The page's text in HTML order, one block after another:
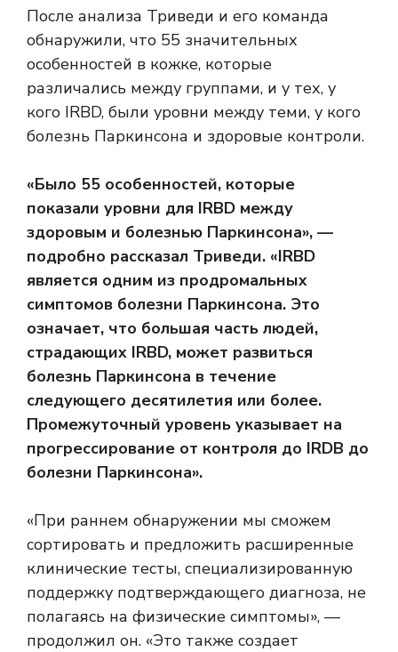
После анализа Триведи и его команда
обнаружили, что 55 значительных
особенностей в кожке, которые
различались между группами, и у тех, у
кого IRBD, были уровни между теми, у кого
болезнь Паркинсона и здоровые контроли.
«Было 55 особенностей, которые
показали уровни для IRBD между
здоровым и болезнью Паркинсона», —
подробно рассказал Триведи. «IRBD
является одним из продромальных
симптомов болезни Паркинсона. Это
означает, что большая часть людей,
страдающих IRBD, может развиться
болезнь Паркинсона в течение
следующего десятилетия или более.
Промежуточный уровень указывает на
прогрессирование от контроля до IRDB до
болезни Паркинсона».
«При раннем обнаружении мы сможем
сортировать и предложить расширенные
клинические тесты, специализированную
поддержку подтверждающего диагноза, не
полагаясь на физические симптомы», —
продолжил он. «Это также создает